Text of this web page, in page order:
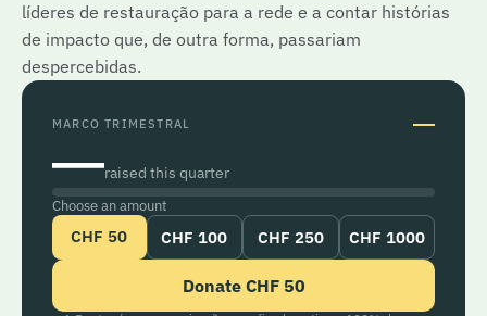
líderes de restauração para a rede e a contar histórias
de impacto que, de outra forma, passariam
despercebidas.
MARCO TRIMESTRAL —
—raised this quarter
Choose an amount
CHF 50 CHF 100 CHF 250 CHF 1000
Donate CHF 50